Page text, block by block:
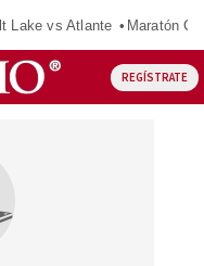
Lake vs Atlante Maratón
REGÍSTRATE